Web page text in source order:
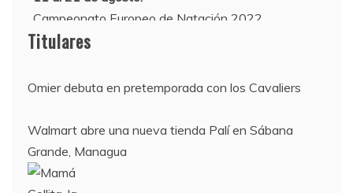
Campeonato Europeo de Natación 2022
Titulares
Omier debuta en pretemporada con los Cavaliers
Walmart abre una nueva tienda Palí en Sábana
Grande, Managua